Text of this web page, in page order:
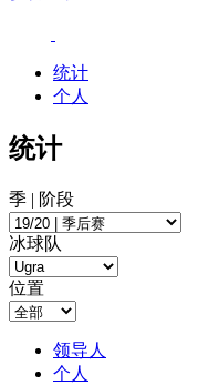
统计
个人
统计
季 | 阶段
冰球队
位置
领导人
个人